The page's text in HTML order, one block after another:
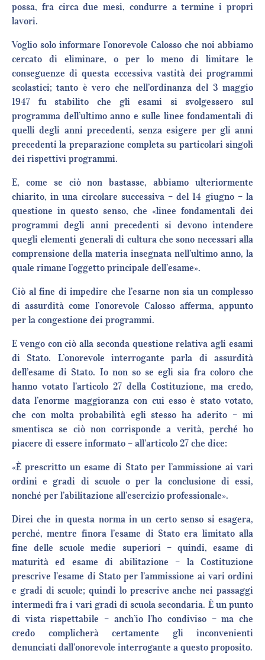
possa, fra circa due mesi, condurre a termine i propri
lavori.
Voglio solo informare l’onorevole Calosso che noi abbiamo
cercato di eliminare, o per lo meno di limitare le
conseguenze di questa eccessiva vastità dei programmi
scolastici; tanto è vero che nell’ordinanza del 3 maggio
1947 fu stabilito che gli esami si svolgessero sul
programma dell’ultimo anno e sulle linee fondamentali di
quelli degli anni precedenti, senza esigere per gli anni
precedenti la preparazione completa su particolari singoli
dei rispettivi programmi.
E, come se ciò non bastasse, abbiamo ulteriormente
chiarito, in una circolare successiva – del 14 giugno – la
questione in questo senso, che «linee fondamentali dei
programmi degli anni precedenti si devono intendere
quegli elementi generali di cultura che sono necessari alla
comprensione della materia insegnata nell’ultimo anno, la
quale rimane l’oggetto principale dell’esame».
Ciò al fine di impedire che l’esarne non sia un complesso
di assurdità come l’onorevole Calosso afferma, appunto
per la congestione dei programmi.
E vengo con ciò alla seconda questione relativa agli esami
di Stato. L’onorevole interrogante parla di assurdità
dell’esame di Stato. Io non so se egli sia fra coloro che
hanno votato l’articolo 27 della Costituzione, ma credo,
data l’enorme maggioranza con cui esso è stato votato,
che con molta probabilità egli stesso ha aderito – mi
smentisca se ciò non corrisponde a verità, perché ho
piacere di essere informato – all’articolo 27 che dice:
«È prescritto un esame di Stato per l’ammissione ai vari
ordini e gradi di scuole o per la conclusione di essi,
nonché per l’abilitazione all’esercizio professionale».
Direi che in questa norma in un certo senso si esagera,
perché, mentre finora l’esame di Stato era limitato alla
fine delle scuole medie superiori – quindi, esame di
maturità ed esame di abilitazione – la Costituzione
prescrive l’esame di Stato per l’ammissione ai vari ordini
e gradi di scuole; quindi lo prescrive anche nei passaggi
intermedi fra i vari gradi di scuola secondaria. È un punto
di vista rispettabile – anch’io l’ho condiviso – ma che
credo complicherà certamente gli inconvenienti
denunciati dall’onorevole interrogante a questo proposito.